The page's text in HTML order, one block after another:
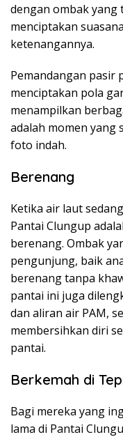
dengan ombak
menciptakan
ketenangannya.
Pemandangan pasir
menciptakan pola
menampilkan
adalah momen
foto indah.
Berenang
Ketika air laut
Pantai Clungup
berenang. Ombak
pengunjung, baik
berenang tanpa
pantai ini juga
dan aliran air PAM,
membersihkan diri
pantai.
Berkemah di
Bagi mereka yang
lama di Pantai